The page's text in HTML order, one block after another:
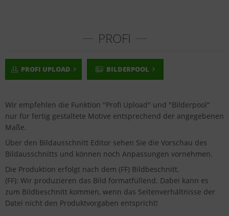
PROFI
PROFI UPLOAD BILDERPOOL
Wir empfehlen die Funktion "Profi Upload" und "Bilderpool"
nur für fertig gestaltete Motive entsprechend der angegebenen
Maße.
Über den Bildausschnitt Editor sehen Sie die Vorschau des
Bildausschnitts und können noch Anpassungen vornehmen.
Die Produktion erfolgt nach dem (FF) Bildbeschnitt.
(FF): Wir produzieren das Bild formatfüllend. Dabei kann es
zum Bildbeschnitt kommen, wenn das Seitenverhältnisse der
Datei nicht den Produktvorgaben entspricht!